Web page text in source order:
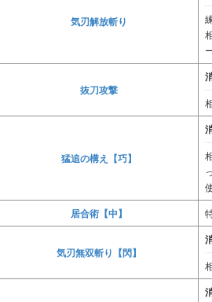
気刃解放斬り
抜刀攻撃
猛追の構え【巧】
居合術【中】
気刃無双斬り【閃】